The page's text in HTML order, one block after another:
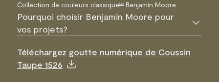
Collection de couleurs classiqueMD Benjamin Moore
Pourquoi choisir Benjamin Moore pour
vos projets?
Téléchargez goutte numérique de Coussin
Taupe 1526